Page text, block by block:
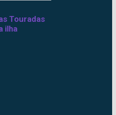
Touradas
ilha